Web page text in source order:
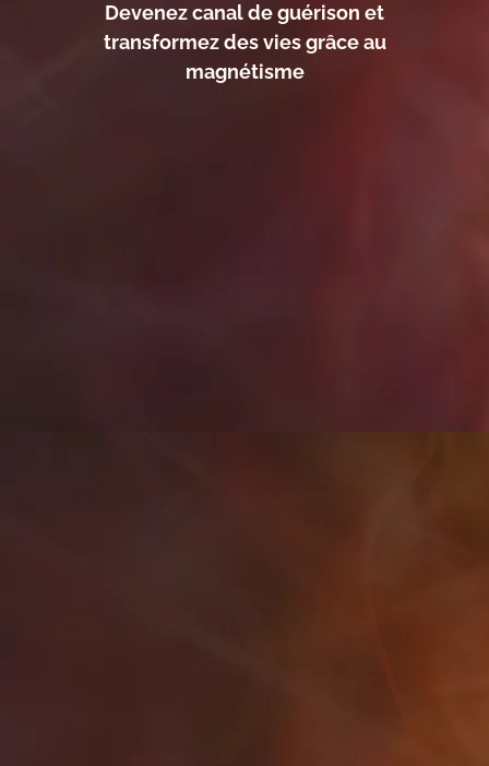
Devenez canal de guérison et
transformez des vies grâce au
magnétisme